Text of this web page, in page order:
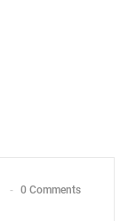
0 Comments